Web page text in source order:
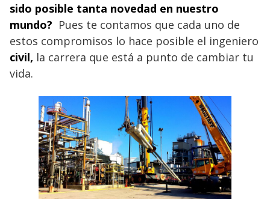
sido posible tanta novedad en nuestro
mundo? Pues te contamos que cada uno de
estos compromisos lo hace posible el ingeniero
civil, la carrera que está a punto de cambiar tu
vida.